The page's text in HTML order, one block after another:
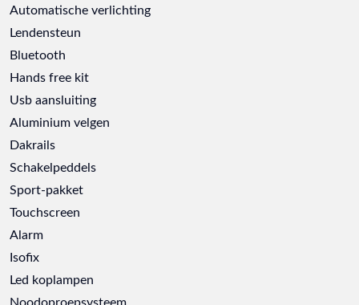
Automatische verlichting
Lendensteun
Bluetooth
Hands free kit
Usb aansluiting
Aluminium velgen
Dakrails
Schakelpeddels
Sport-pakket
Touchscreen
Alarm
Isofix
Led koplampen
Noodoproepsysteem